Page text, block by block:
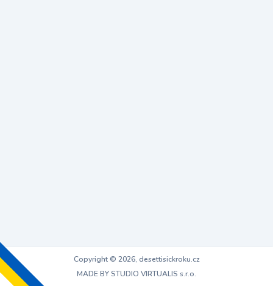
Copyright © 2026, desettisickroku.cz
MADE BY STUDIO VIRTUALIS s.r.o.